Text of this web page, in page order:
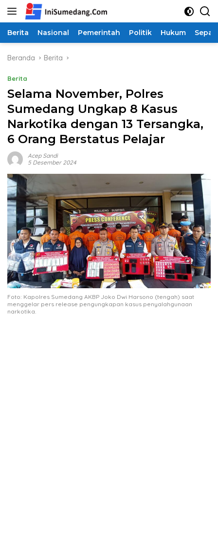
Langsung
Berita Nasional Pemerintah Politik Hukum
Beranda Berita
Berita
Selama November, Polres
Sumedang Ungkap 8 Kasus
Narkotika dengan 13 Tersangka,
6 Orang Berstatus Pelajar
Acep Sandi
5 Desember 2024
Foto: Kapolres Sumedang AKBP Joko Dwi Harsono (tengah) saat
menggelar pers release pengungkapan kasus penyalahgunaan
narkotika.